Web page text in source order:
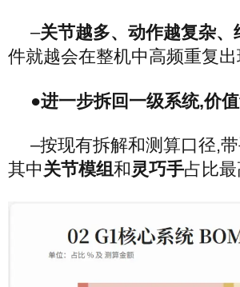
–关节越多、动作越复杂、
件就越会在整机中高频重复
●进一步拆回一级系统,价
–按现有拆解和测算口径,
其中关节模组 和灵巧手占比